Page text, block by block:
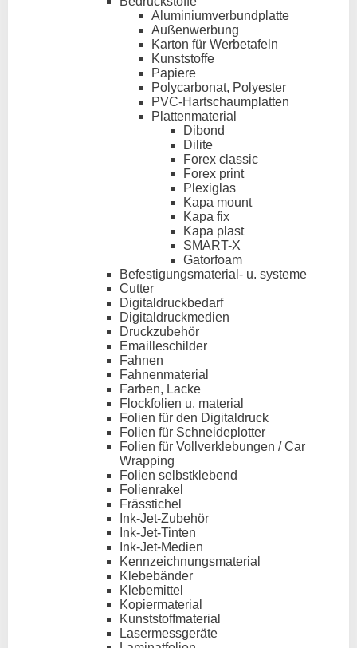
Aluminiumverbundplatte
Außenwerbung
Karton für Werbetafeln
Kunststoffe
Papiere
Polycarbonat, Polyester
PVC-Hartschaumplatten
Plattenmaterial
Dibond
Dilite
Forex classic
Forex print
Plexiglas
Kapa mount
Kapa fix
Kapa plast
SMART-X
Gatorfoam
Befestigungsmaterial- u. systeme
Cutter
Digitaldruckbedarf
Digitaldruckmedien
Druckzubehör
Emailleschilder
Fahnen
Fahnenmaterial
Farben, Lacke
Flockfolien u. material
Folien für den Digitaldruck
Folien für Schneideplotter
Folien für Vollverklebungen / Car
Wrapping
Folien selbstklebend
Folienrakel
Frässtichel
Ink-Jet-Zubehör
Ink-Jet-Tinten
Ink-Jet-Medien
Kennzeichnungsmaterial
Klebebänder
Klebemittel
Kopiermaterial
Kunststoffmaterial
Lasermessgeräte